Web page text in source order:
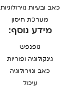
כאב ובעיות נוירולוגיות
מערכת חיסון
מידע נוסף:
גופנפש
גינקולוגיה ופוריות
כאב ונוירולוגיה
עיכול